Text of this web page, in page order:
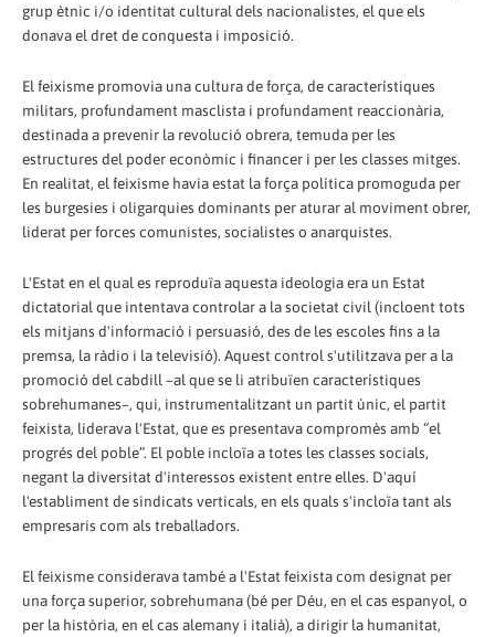
grup ètnic i/o identitat cultural dels nacionalistes, el que els
donava el dret de conquesta i imposició.
El feixisme promovia una cultura de força, de característiques
militars, profundament masclista i profundament reaccionària,
destinada a prevenir la revolució obrera, temuda per les
estructures del poder econòmic i financer i per les classes mitges.
En realitat, el feixisme havia estat la força política promoguda per
les burgesies i oligarquies dominants per aturar al moviment obrer,
liderat per forces comunistes, socialistes o anarquistes.
L'Estat en el qual es reproduïa aquesta ideologia era un Estat
dictatorial que intentava controlar a la societat civil (incloent tots
els mitjans d'informació i persuasió, des de les escoles fins a la
premsa, la ràdio i la televisió). Aquest control s'utilitzava per a la
promoció del cabdill –al que se li atribuïen característiques
sobrehumanes–, qui, instrumentalitzant un partit únic, el partit
feixista, liderava l'Estat, que es presentava compromès amb “el
progrés del poble”. El poble incloïa a totes les classes socials,
negant la diversitat d'interessos existent entre elles. D'aquí
l'establiment de sindicats verticals, en els quals s'incloïa tant als
empresaris com als treballadors.
El feixisme considerava també a l'Estat feixista com designat per
una força superior, sobrehumana (bé per Déu, en el cas espanyol, o
per la història, en el cas alemany i italià), a dirigir la humanitat,